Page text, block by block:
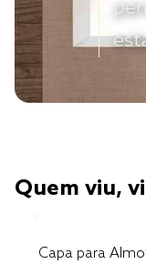
Quem viu,
Capa para